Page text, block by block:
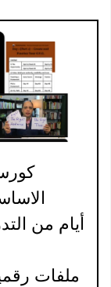
أيام من
ملفات